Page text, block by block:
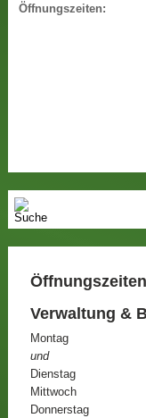
Öffnungszeiten:
Verwaltung &
Montag
und
Dienstag
Mittwoch
Donnerstag